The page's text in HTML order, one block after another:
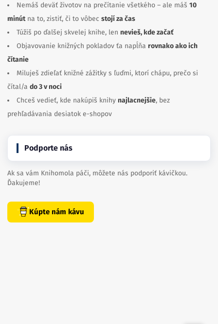
Nemáš deväť životov na prečítanie všetkého – ale máš 10
minútna to, zistiť, či to vôbec stojí za čas
Túžiš po ďalšej skvelej knihe, len nevieš, kde začať
Objavovanie knižných pokladov ťa napĺňa rovnako ako ich
čítanie
Miluješ zdieľať knižné zážitky s ľuďmi, ktorí chápu, prečo si
čítal/a do 3 v noci
Chceš vedieť, kde nakúpiš knihy najlacnejšie, bez
prehľadávania desiatok e-shopov
Podporte nás
Ak sa vám Knihomola páči, môžete nás podporiť kávičkou.
Ďakujeme!
Kúpte nám kávu